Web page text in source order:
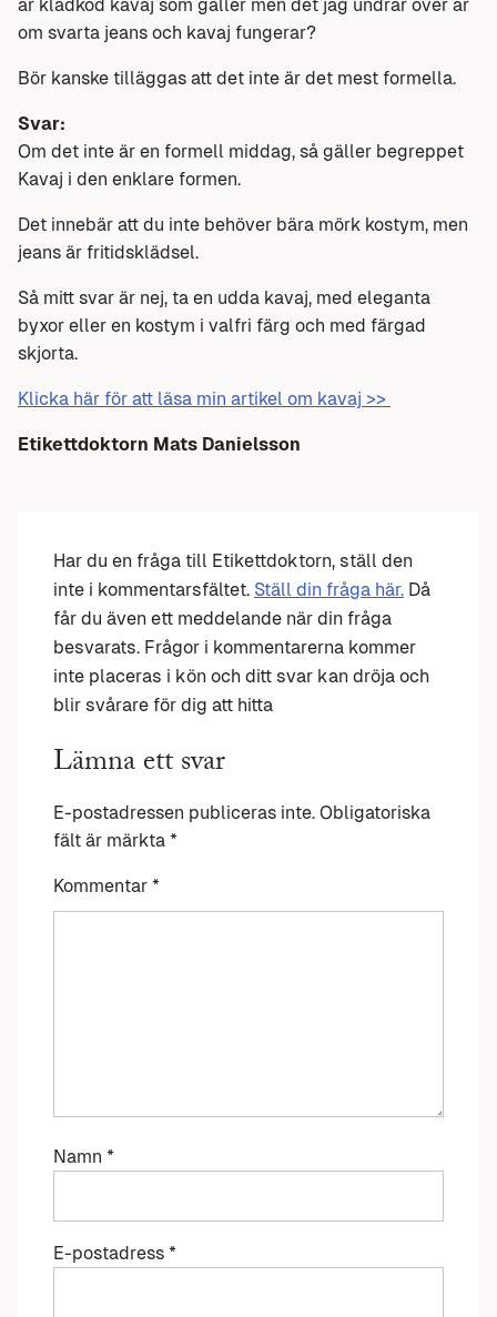
är klädkod kavaj som gäller men det jag undrar över är
om svarta jeans och kavaj fungerar?
Bör kanske tilläggas att det inte är det mest formella.
Svar:
Om det inte är en formell middag, så gäller begreppet
Kavaj i den enklare formen.
Det innebär att du inte behöver bära mörk kostym, men
jeans är fritidsklädsel.
Så mitt svar är nej, ta en udda kavaj, med eleganta
byxor eller en kostym i valfri färg och med färgad
skjorta.
Klicka här för att läsa min artikel om kavaj >>
Etikettdoktorn Mats Danielsson
Har du en fråga till Etikettdoktorn, ställ den
inte i kommentarsfältet. Ställ din fråga här. Då
får du även ett meddelande när din fråga
besvarats. Frågor i kommentarerna kommer
inte placeras i kön och ditt svar kan dröja och
blir svårare för dig att hitta
Lämna ett svar
E-postadressen publiceras inte. Obligatoriska
fält är märkta *
Kommentar *
Namn *
E-postadress *